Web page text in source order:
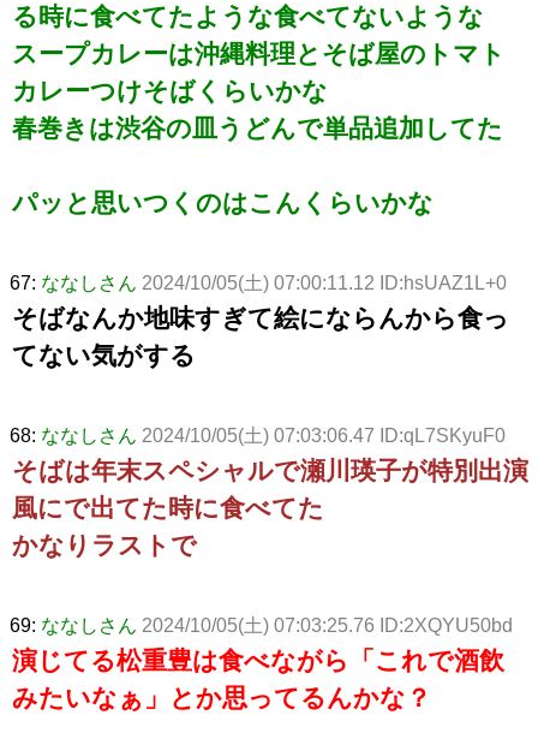
る時に食べてたような食べてないような
スープカレーは沖縄料理とそば屋のトマト
カレーつけそばくらいかな
春巻きは渋谷の皿うどんで単品追加してた
パッと思いつくのはこんくらいかな
67: ななしさん 2024/10/05(土) 07:00:11.12 ID:hsUAZ1L+0
そばなんか地味すぎて絵にならんから食っ
てない気がする
68: ななしさん 2024/10/05(土) 07:03:06.47 ID:qL7SKyuF0
そばは年末スペシャルで瀬川瑛子が特別出演
風にで出てた時に食べてた
かなりラストで
69: ななしさん 2024/10/05(土) 07:03:25.76 ID:2XQYU50bd
演じてる松重豊は食べながら「これで酒飲
みたいなぁ」とか思ってるんかな？